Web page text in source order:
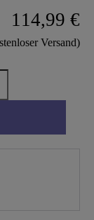
114,99 €
Versand)